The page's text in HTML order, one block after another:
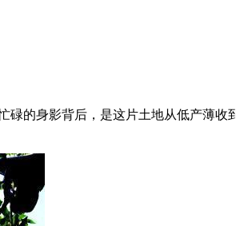
的身影背后，是这片土地从低产薄收